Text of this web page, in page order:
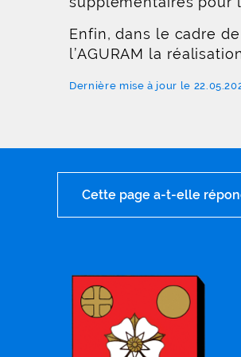
Enfin, dans le cadre
l’AGURAM la
Dernière mise à jour le
Cette page a-t-elle